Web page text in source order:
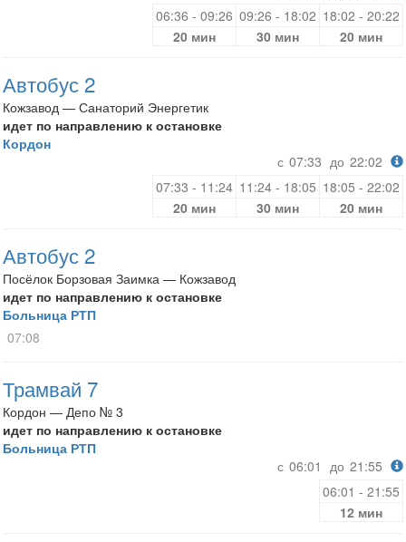
06:36 - 09:26 09:26 - 18:02 18:02 - 20:22
20 мин
30 мин 20 мин
Автобус 2
Кожзавод — Санаторий Энергетик
идет по направлению к остановке
Кордон
с 07:33 до 22:02
07:33 - 11:24 11:24 - 18:05 18:05 - 22:02
20 мин
30 мин 20 мин
Автобус 2
Посёлок Борзовая Заимка — Кожзавод
идет по направлению к остановке
Больница РТП
07:08
Трамвай 7
Кордон — Депо № 3
идет по направлению к остановке
Больница РТП
с 06:01 до 21:55
06:01 - 21:55
12 мин